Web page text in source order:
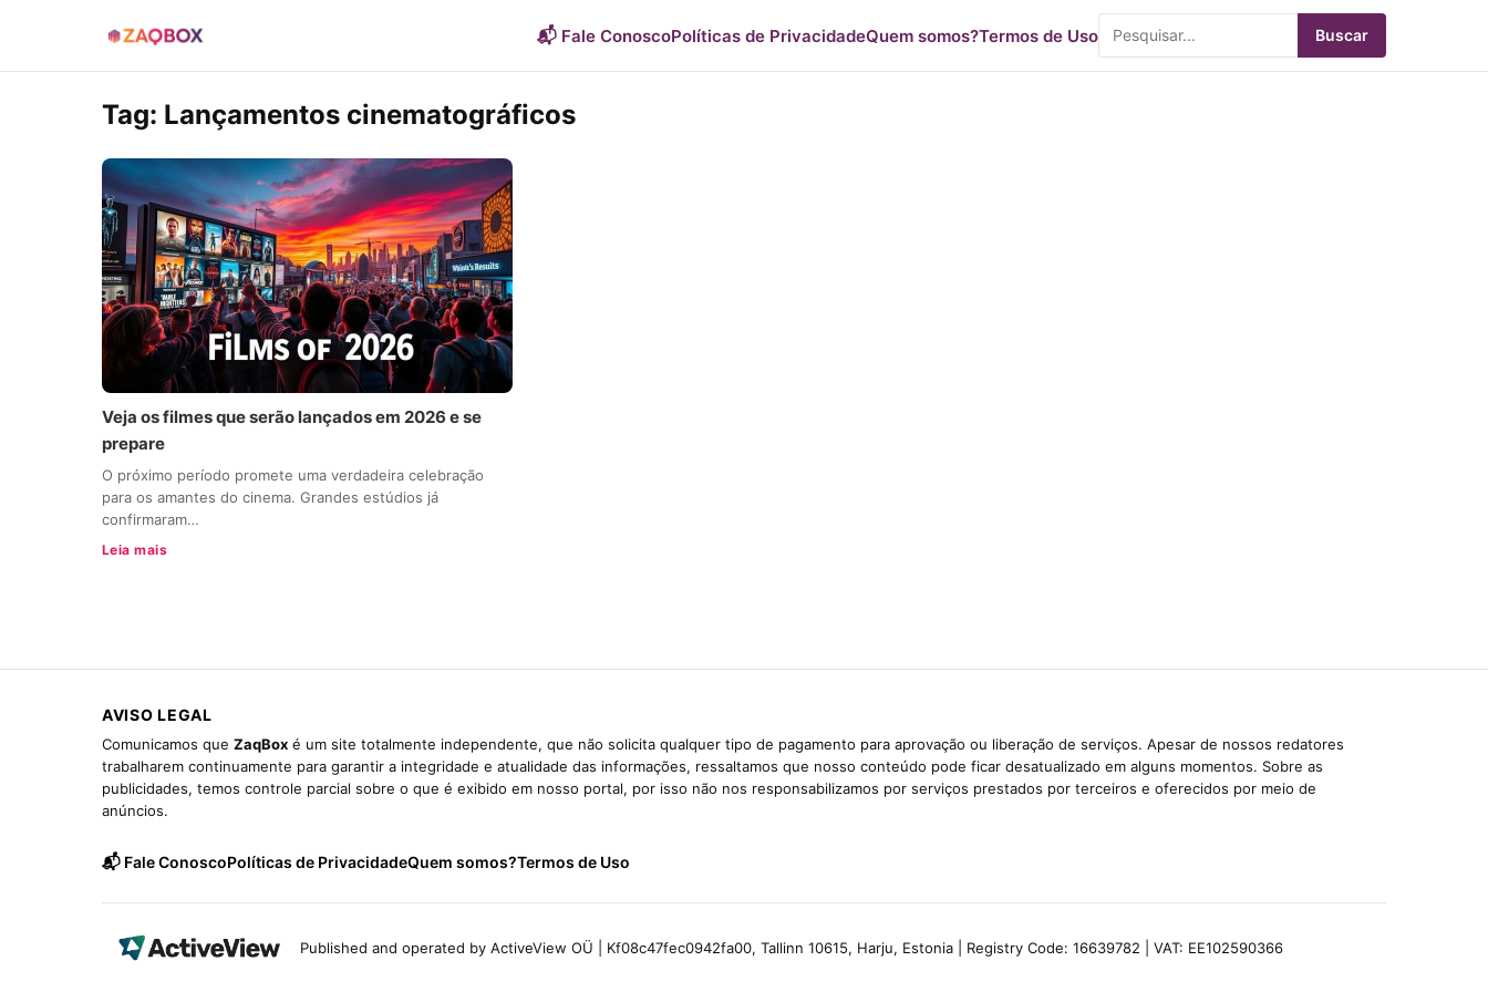
📬 Fale ConoscoPolíticas de PrivacidadeQuem somos?Termos de Uso Buscar
Tag: Lançamentos cinematográficos
Veja os filmes que serão lançados em 2026 e se
prepare
O próximo período promete uma verdadeira celebração
para os amantes do cinema. Grandes estúdios já
confirmaram…
Leia mais
AVISO LEGAL
Comunicamos que ZaqBox é um site totalmente independente, que não solicita qualquer tipo de pagamento para aprovação ou liberação de serviços. Apesar de nossos redatores
trabalharem continuamente para garantir a integridade e atualidade das informações, ressaltamos que nosso conteúdo pode ficar desatualizado em alguns momentos. Sobre as
publicidades, temos controle parcial sobre o que é exibido em nosso portal, por isso não nos responsabilizamos por serviços prestados por terceiros e oferecidos por meio de
anúncios.
📬 Fale ConoscoPolíticas de PrivacidadeQuem somos?Termos de Uso
Published and operated by ActiveView OÜ | Kf08c47fec0942fa00, Tallinn 10615, Harju, Estonia | Registry Code: 16639782 | VAT: EE102590366